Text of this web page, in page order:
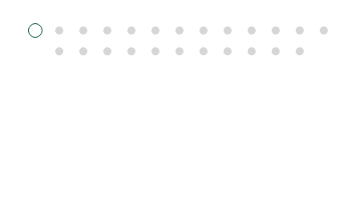
y cargue fotos de su planta para obtener
recomendaciones. Otros miembros del Fiddle Leaf Fig